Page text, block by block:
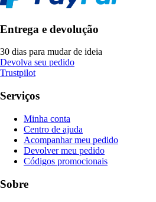
Entrega e devolução
30 dias para mudar de ideia
Devolva seu pedido
Trustpilot
Serviços
Minha conta
Centro de ajuda
Acompanhar meu pedido
Devolver meu pedido
Códigos promocionais
Sobre